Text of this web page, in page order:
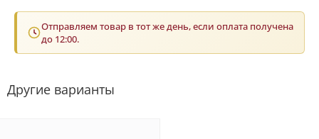
Отправляем товар в тот же день, если оплата получена
до 12:00.
Другие варианты